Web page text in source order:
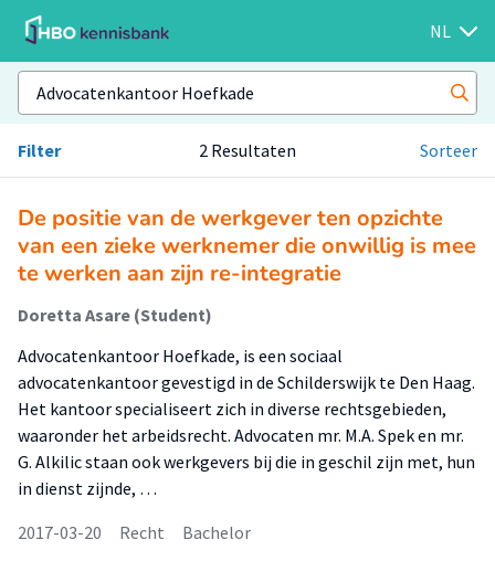
NL
Filter 2 Resultaten Sorteer
De positie van de werkgever ten opzichte
van een zieke werknemer die onwillig is mee
te werken aan zijn re-integratie
Doretta Asare (Student)
Advocatenkantoor Hoefkade, is een sociaal
advocatenkantoor gevestigd in de Schilderswijk te Den Haag.
Het kantoor specialiseert zich in diverse rechtsgebieden,
waaronder het arbeidsrecht. Advocaten mr. M.A. Spek en mr.
G. Alkilic staan ook werkgevers bij die in geschil zijn met, hun
in dienst zijnde, …
2017-03-20
Recht Bachelor